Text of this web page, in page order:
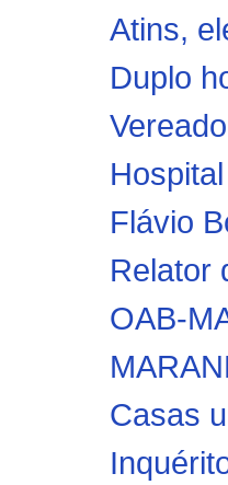
Atins,
Duplo
Flávio
Relator
OAB-
Casas